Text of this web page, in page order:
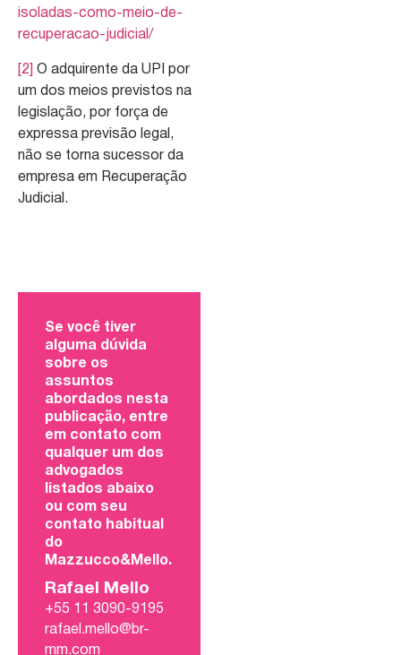
isoladas-como-meio-de-
recuperacao-judicial/
[2]
O adquirente da UPI por
um dos meios previstos na
legislação, por força de
expressa previsão legal,
não se torna sucessor da
empresa em Recuperação
Judicial.
Se você tiver
alguma dúvida
sobre os
assuntos
abordados nesta
publicação, entre
em contato com
qualquer um dos
advogados
listados abaixo
ou com seu
contato habitual
do
Mazzucco&Mello.
Rafael Mello
+55 11 3090-9195
rafael.mello@br-
mm.com